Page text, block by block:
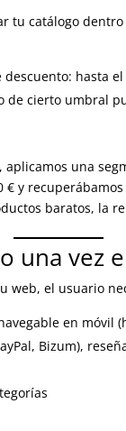
tu catálogo
hasta
de cierto umbral
una
y
baratos, la
una vez
web, el usuario
en móvil
Bizum),